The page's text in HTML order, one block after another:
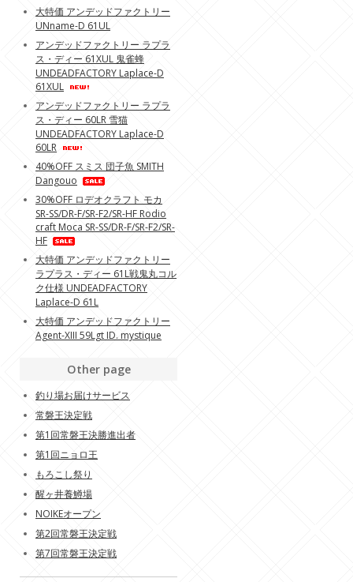
大特価 アンデッドファクトリー
UNname-D 61UL
アンデッドファクトリー ラプラ
ス・ディー 61XUL 鬼雀蜂
UNDEADFACTORY Laplace-D
61XUL
アンデッドファクトリー ラプラ
ス・ディー 60LR 雪猫
UNDEADFACTORY Laplace-D
60LR
40%OFF スミス 団子魚 SMITH
Dangouo
30%OFF ロデオクラフト モカ
SR-SS/DR-F/SR-F2/SR-HF Rodio
craft Moca SR-SS/DR-F/SR-F2/SR-
HF
大特価 アンデッドファクトリー
ラプラス・ディー 61L戦鬼丸コル
ク仕様 UNDEADFACTORY
Laplace-D 61L
大特価 アンデッドファクトリー
Agent-XIII 59Lgt ID. mystique
Other page
釣り場お届けサービス
常磐王決定戦
第1回常磐王決勝進出者
第1回ニョロ王
もろこし祭り
醒ヶ井養鱒場
NOIKEオープン
第2回常磐王決定戦
第7回常磐王決定戦